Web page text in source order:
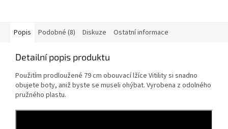
Popis Podobné (8) Diskuze Ostatní informace
Detailní popis produktu
Použitím prodloužené 79 cm obouvací lžíce Vitility si snadno
obujete boty, aniž byste se museli ohýbat. Vyrobena z odolného
pružného plastu.